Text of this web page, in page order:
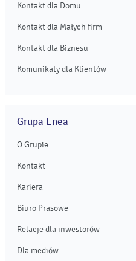
Kontakt dla Domu
Kontakt dla Małych firm
Kontakt dla Biznesu
Komunikaty dla Klientów
Grupa Enea
O Grupie
Kontakt
Kariera
Biuro Prasowe
Relacje dla inwestorów
Dla mediów